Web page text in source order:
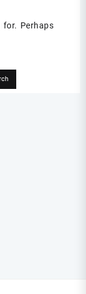
for. Perhaps